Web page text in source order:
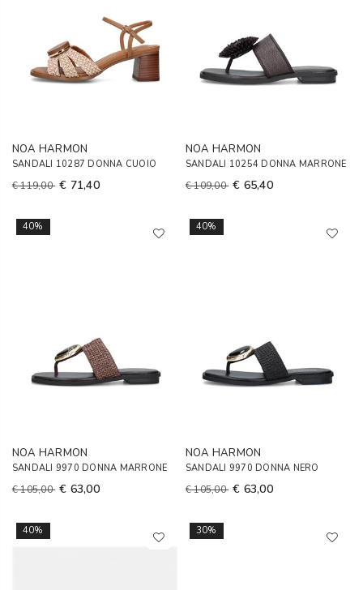
NOA HARMON
SANDALI 10287 DONNA CUOIO
€ 119,00 € 71,40
NOA HARMON
SANDALI 10254 DONNA MARRONE
€ 109,00 € 65,40
40%
NOA HARMON
SANDALI 9970 DONNA MARRONE
€ 105,00 € 63,00
40%
NOA HARMON
SANDALI 9970 DONNA NERO
€ 105,00 € 63,00
40% 30%